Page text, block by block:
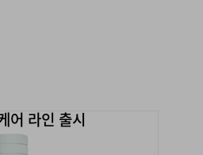
어 라인 출시